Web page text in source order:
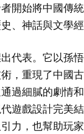
開始將中國傳
、神話與文學經
代表。它以孫
，重現了中國
過細膩的劇情
遊戲設計完美
力，也幫助玩